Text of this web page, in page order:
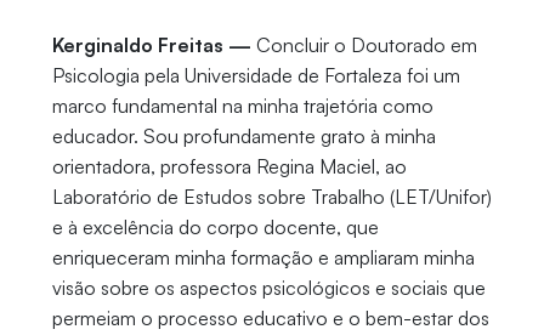
Kerginaldo Freitas — Concluir o Doutorado em
Psicologia pela Universidade de Fortaleza foi um
marco fundamental na minha trajetória como
educador. Sou profundamente grato à minha
orientadora, professora Regina Maciel, ao
Laboratório de Estudos sobre Trabalho (LET/Unifor)
e à excelência do corpo docente, que
enriqueceram minha formação e ampliaram minha
visão sobre os aspectos psicológicos e sociais que
permeiam o processo educativo e o bem-estar dos